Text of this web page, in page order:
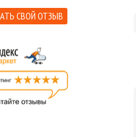
СВОЙ ОТЗЫВ